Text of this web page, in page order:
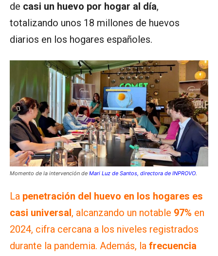
de casi un huevo por hogar al día,
totalizando unos 18 millones de huevos
diarios en los hogares españoles.
Momento de la intervención de Mari Luz de Santos, directora de INPROVO.
La penetración del huevo en los hogares es
casi universal, alcanzando un notable 97% en
2024, cifra cercana a los niveles registrados
durante la pandemia. Además, la frecuencia